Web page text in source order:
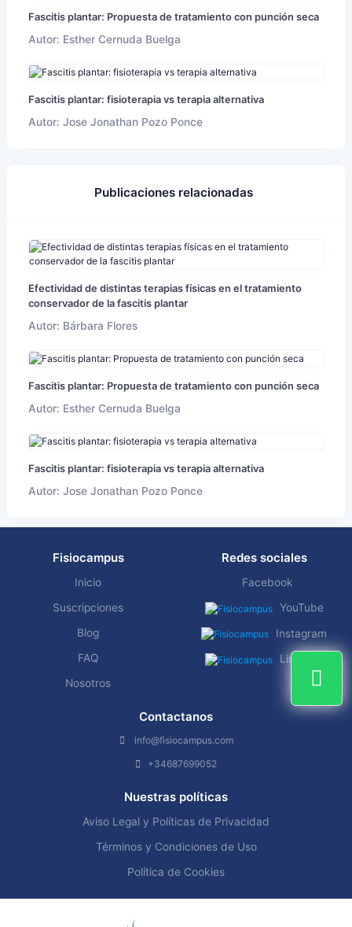
Fascitis plantar: Propuesta de tratamiento con punción seca
Autor: Esther Cernuda Buelga
Fascitis plantar: fisioterapia vs terapia alternativa
Autor: Jose Jonathan Pozo Ponce
Publicaciones relacionadas
Efectividad de distintas terapias físicas en el tratamiento
conservador de la fascitis plantar
Autor: Bárbara Flores
Fascitis plantar: Propuesta de tratamiento con punción seca
Autor: Esther Cernuda Buelga
Fascitis plantar: fisioterapia vs terapia alternativa
Autor: Jose Jonathan Pozo Ponce
Fisiocampus
Inicio
Suscripciones
Blog
FAQ
Nosotros
Redes sociales
Facebook
YouTube
Instagram
Linkedin
Contactanos
info@fisiocampus.com
+34687699052
Nuestras políticas
Aviso Legal y Políticas de Privacidad
Términos y Condiciones de Uso
Política de Cookies